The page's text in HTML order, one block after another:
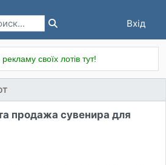
Вхід
рекламу своїх лотів тут!
продажа сувенира для